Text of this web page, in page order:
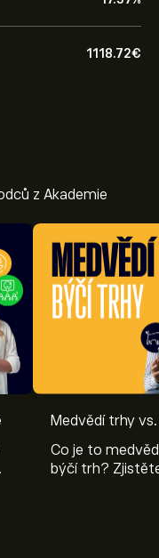
1118.72‎€‎
z Akademie
Medvědí trhy
Co je to
býčí trh?